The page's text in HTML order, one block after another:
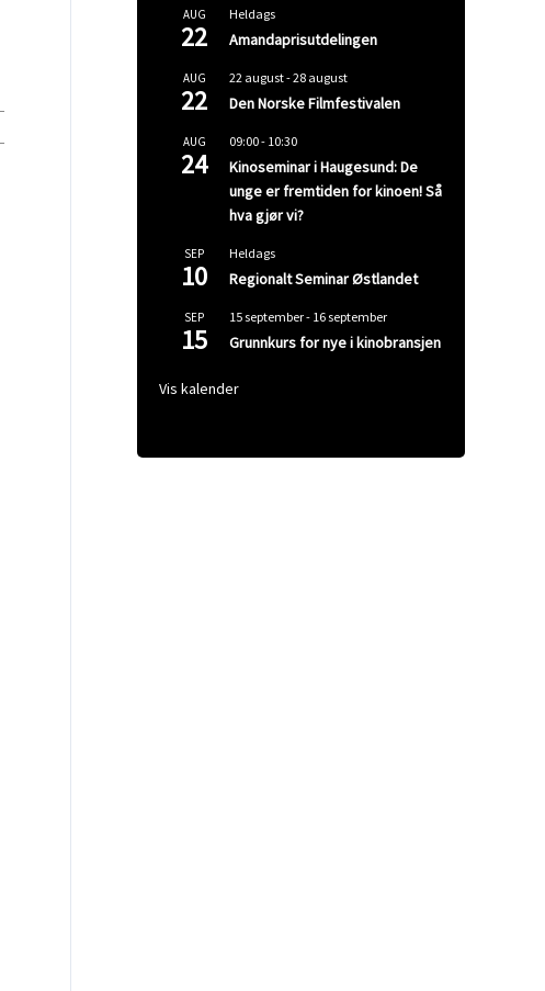
AUG
22
Heldags
Amandaprisutdelingen
AUG
22
22 august-28 august
Den Norske Filmfestivalen
AUG
24
09:00- 10:30
Kinoseminar i Haugesund: De
unge er fremtiden for kinoen! Så
hva gjør vi?
SEP
10
Heldags
Regionalt Seminar Østlandet
SEP
15
15 september- 16 september
Grunnkurs for nye i kinobransjen
Vis kalender